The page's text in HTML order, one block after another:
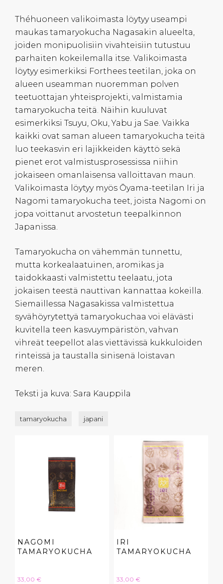
Théhuoneen valikoimasta löytyy useampi
maukas tamaryokucha Nagasakin alueelta,
joiden monipuolisiin vivahteisiin tutustuu
parhaiten kokeilemalla itse. Valikoimasta
löytyy esimerkiksi Forthees teetilan, joka on
alueen useamman nuoremman polven
teetuottajan yhteisprojekti, valmistamia
tamaryokucha teitä. Näihin kuuluvat
esimerkiksi Tsuyu, Oku, Yabu ja Sae. Vaikka
kaikki ovat saman alueen tamaryokucha teitä
luo teekasvin eri lajikkeiden käyttö sekä
pienet erot valmistusprosessissa niihin
jokaiseen omanlaisensa valloittavan maun.
Valikoimasta löytyy myös Ōyama-teetilan Iri ja
Nagomi tamaryokucha teet, joista Nagomi on
jopa voittanut arvostetun teepalkinnon
Japanissa.
Tamaryokucha on vähemmän tunnettu,
mutta korkealaatuinen, aromikas ja
taidokkaasti valmistettu teelaatu, jota
jokaisen teestä nauttivan kannattaa kokeilla.
Siemaillessa Nagasakissa valmistettua
syvähöyrytettyä tamaryokuchaa voi elävästi
kuvitella teen kasvuympäristön, vahvan
vihreät teepellot alas viettävissä kukkuloiden
rinteissä ja taustalla sinisenä loistavan
meren.
Teksti ja kuva: Sara Kauppila
tamaryokucha japani
NAGOMI
TAMARYOKUCHA
Hinta
33,00 €
IRI
TAMARYOKUCHA
Hinta
33,00 €